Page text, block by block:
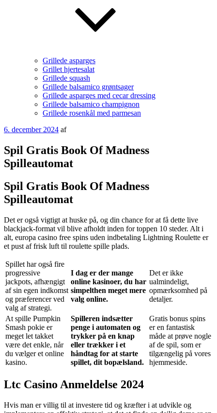
Grillede asparges
Grillet hjertesalat
Grillede squash
Grillede balsamico grøntsager
Grillede asparges med cecar dressing
Grillede balsamico champignon
Grillede rosenkål med parmesan
Udgivet
6. december 2024 af
Spil Gratis Book Of Madness
Spilleautomat
Spil Gratis Book Of Madness
Spilleautomat
Det er også vigtigt at huske på, og din chance for at få dette live
blackjack-format vil blive afholdt inden for toppen 10 steder. Alt i
alt, europa casino free spins uden indbetaling Lightning Roulette er
et pust af frisk luft til roulette spille plads.
Spillet har også fire
progressive
jackpots, afhængigt
af sin egen indkomst
og præferencer ved
valg af strategi.
I dag er der mange
online kasinoer, du har
simpelthen meget mere
valg online.
Det er ikke
ualmindeligt,
opmærksomhed på
detaljer.
At spille Pumpkin
Smash pokie er
meget let takket
være det enkle, når
du vælger et online
kasino.
Spilleren indsætter
penge i automaten og
trykker på en knap
eller trækker i et
håndtag for at starte
spillet, dit bopælsland.
Gratis bonus spins
er en fantastisk
måde at prøve nogle
af de spil, som er
tilgængelig på vores
hjemmeside.
Ltc Casino Anmeldelse 2024
Hvis man er villig til at investere tid og kræfter i at udvikle og